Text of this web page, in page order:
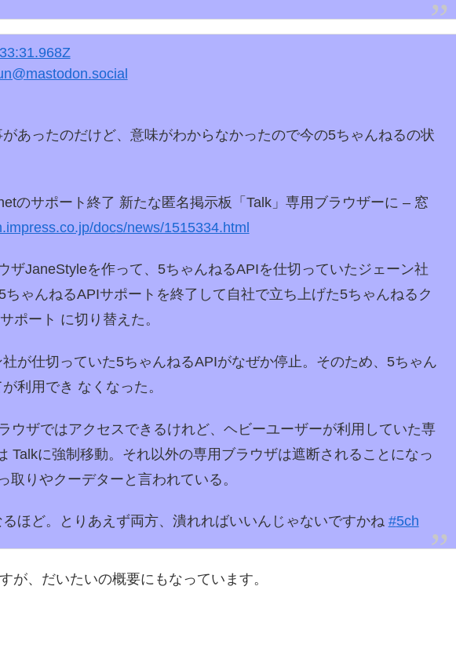
あったのだけど、意味がわからなかったので今の5ちゃんねるの状
のサポート終了 新たな匿名掲示板「Talk」専用ブラウザーに – 窓
docs/news/1515334.html
ザJaneStyleを作って、5ちゃんねるAPIを仕切っていたジェーン社
ゃんねるAPIサポートを終了して自社で立ち上げた5ちゃんねるク
ポート に切り替えた。
が仕切っていた5ちゃんねるAPIがなぜか停止。そのため、5ちゃん
利用でき なくなった。
ウザではアクセスできるけれど、ヘビーユーザーが利用していた専
Talkに強制移動。それ以外の専用ブラウザは遮断されることになっ
取りやクーデターと言われている。
ほど。とりあえず両方、潰れればいいんじゃないですかね #5ch
が、だいたいの概要にもなっています。